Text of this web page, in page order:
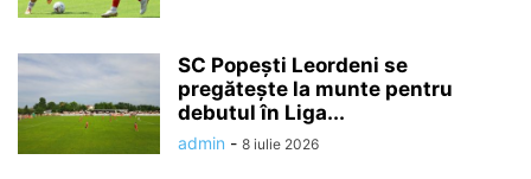
SC Popești Leordeni se
pregătește la munte pentru
debutul în Liga...
admin - 8 iulie 2026